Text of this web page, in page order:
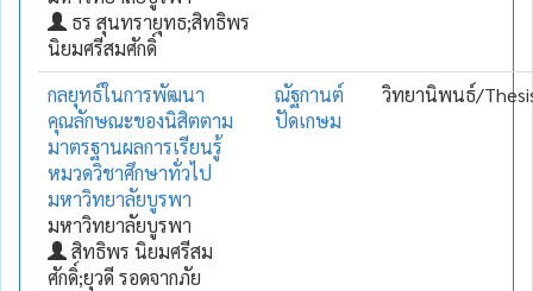
ธร สุนทรายุทธ;สิทธิพร
นิยมศรีสมศักดิ์
กลยุทธ์ในการพัฒนา
คุณลักษณะของนิสิตตาม
มาตรฐานผลการเรียนรู้
หมวดวิชาศึกษาทั่วไป
มหาวิทยาลัยบูรพา
มหาวิทยาลัยบูรพา
สิทธิพร นิยมศรีสม
ศักดิ์;ยุวดี รอดจากภัย
ณัฐกานต์
ปัดเกษม
วิทยานิพนธ์/